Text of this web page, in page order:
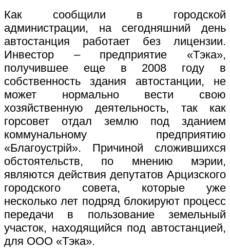
Как сообщили в городской
администрации, на сегодняшний день
автостанция работает без лицензии.
Инвестор – предприятие «Тэка»,
получившее еще в 2008 году в
собственность здания автостанции, не
может нормально вести свою
хозяйственную деятельность, так как
горсовет отдал землю под зданием
коммунальному предприятию
«Благоустрій». Причиной сложившихся
обстоятельств, по мнению мэрии,
являются действия депутатов Арцизского
городского совета, которые уже
несколько лет подряд блокируют процесс
передачи в пользование земельный
участок, находящийся под автостанцией,
для ООО «Тэка».